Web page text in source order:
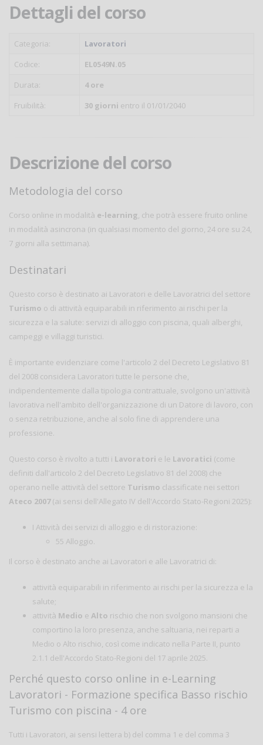
Dettagli del corso
Categoria:
Lavoratori
Codice:
EL0549N.05
Durata:
4 ore
Fruibilità:
30 giorni entro il 01/01/2040
Descrizione del corso
Metodologia del corso
Corso online in modalità e-learning, che potrà essere fruito online
in modalità asincrona (in qualsiasi momento del giorno, 24 ore su 24,
7 giorni alla settimana).
Destinatari
Questo corso è destinato ai Lavoratori e delle Lavoratrici del settore
Turismo o di attività equiparabili in riferimento ai rischi per la
sicurezza e la salute: servizi di alloggio con piscina, quali alberghi,
campeggi e villaggi turistici.
È importante evidenziare come l'articolo 2 del Decreto Legislativo 81
del 2008 considera Lavoratori tutte le persone che,
indipendentemente dalla tipologia contrattuale, svolgono un'attività
lavorativa nell'ambito dell'organizzazione di un Datore di lavoro, con
o senza retribuzione, anche al solo fine di apprendere una
professione.
Questo corso è rivolto a tutti i Lavoratori e le Lavoratici (come
definiti dall'articolo 2 del Decreto Legislativo 81 del 2008) che
operano nelle attività del settore Turismo classificate nei settori
Ateco 2007(ai sensi dell'Allegato IV dell'Accordo Stato-Regioni 2025):
I Attività dei servizi di alloggio e di ristorazione:
55 Alloggio.
Il corso è destinato anche ai Lavoratori e alle Lavoratrici di:
attività equiparabili in riferimento ai rischi per la sicurezza e la
salute;
attività Medio e Alto rischio che non svolgono mansioni che
comportino la loro presenza, anche saltuaria, nei reparti a
Medio o Alto rischio, così come indicato nella Parte II, punto
2.1.1 dell'Accordo Stato-Regioni del 17 aprile 2025.
Perché questo corso online in e-Learning
Lavoratori - Formazione specifica Basso rischio
Turismo con piscina - 4 ore
Tutti i Lavoratori, ai sensi lettera b) del comma 1 e del comma 3